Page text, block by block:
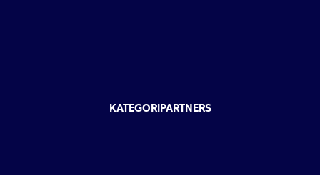
KATEGORIPARTNERS